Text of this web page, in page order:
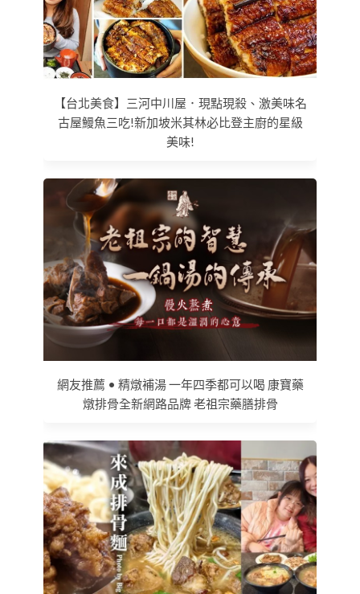
【台北美食】三河中川屋．現點現殺、激美味名
古屋鰻魚三吃!新加坡米其林必比登主廚的星級
美味!
網友推薦 • 精燉補湯 一年四季都可以喝 康寶藥
燉排骨全新網路品牌 老祖宗藥膳排骨